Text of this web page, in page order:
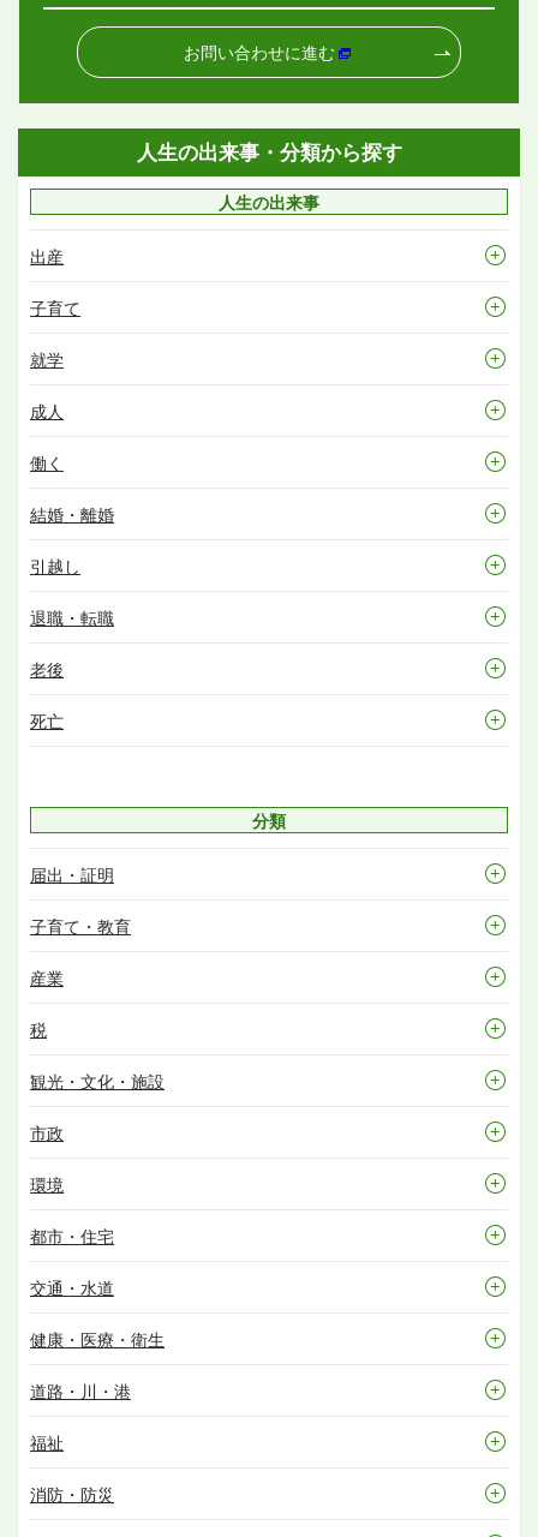
お問い合わせに進む
人生の出来事・分類から探す
人生の出来事
出産
子育て
就学
成人
働く
結婚・離婚
引越し
退職・転職
老後
死亡
分類
届出・証明
子育て・教育
産業
税
観光・文化・施設
市政
環境
都市・住宅
交通・水道
健康・医療・衛生
道路・川・港
福祉
消防・防災